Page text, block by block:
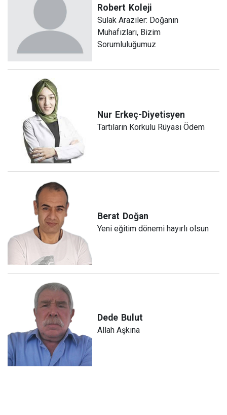
Robert Koleji
Sulak Araziler: Doğanın
Muhafızları, Bizim
Sorumluluğumuz
Nur Erkeç-Diyetisyen
Tartıların Korkulu Rüyası Ödem
Berat Doğan
Yeni eğitim dönemi hayırlı olsun
Dede Bulut
Allah Aşkına